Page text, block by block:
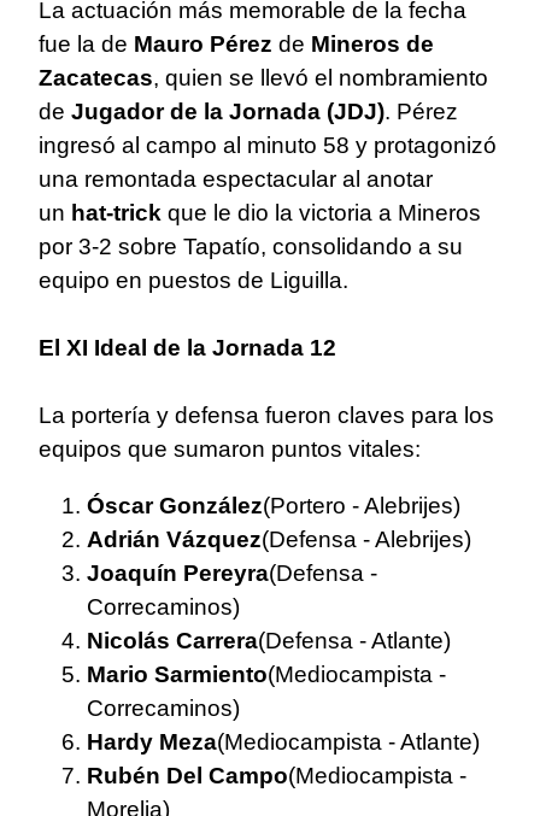
La actuación más memorable de la fecha
fue la de Mauro Pérez de Mineros de
Zacatecas, quien se llevó el nombramiento
de Jugador de la Jornada (JDJ). Pérez
ingresó al campo al minuto 58 y protagonizó
una remontada espectacular al anotar
un hat-trick que le dio la victoria a Mineros
por 3-2 sobre Tapatío, consolidando a su
equipo en puestos de Liguilla.
El XI Ideal de la Jornada 12
La portería y defensa fueron claves para los
equipos que sumaron puntos vitales:
Óscar González(Portero - Alebrijes)
Adrián Vázquez(Defensa - Alebrijes)
Joaquín Pereyra(Defensa -
Correcaminos)
Nicolás Carrera(Defensa - Atlante)
Mario Sarmiento(Mediocampista -
Correcaminos)
Hardy Meza(Mediocampista - Atlante)
Rubén Del Campo(Mediocampista -
Morelia)